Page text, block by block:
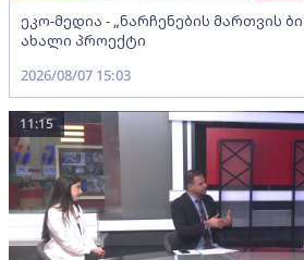
ეკო-მედია - „ნარჩენების მართვის
ახალი პროექტი
2026/08/07 15:03
11:15